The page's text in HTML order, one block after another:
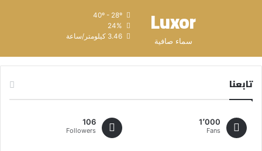
Luxor
سماء صافية
24%
3.46 كيلومتر/ساعة
تابعنا
1٬000
Fans
106
Followers